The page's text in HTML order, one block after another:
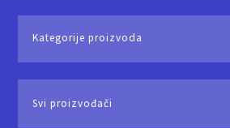
Kategorije proizvoda
Svi proizvođači